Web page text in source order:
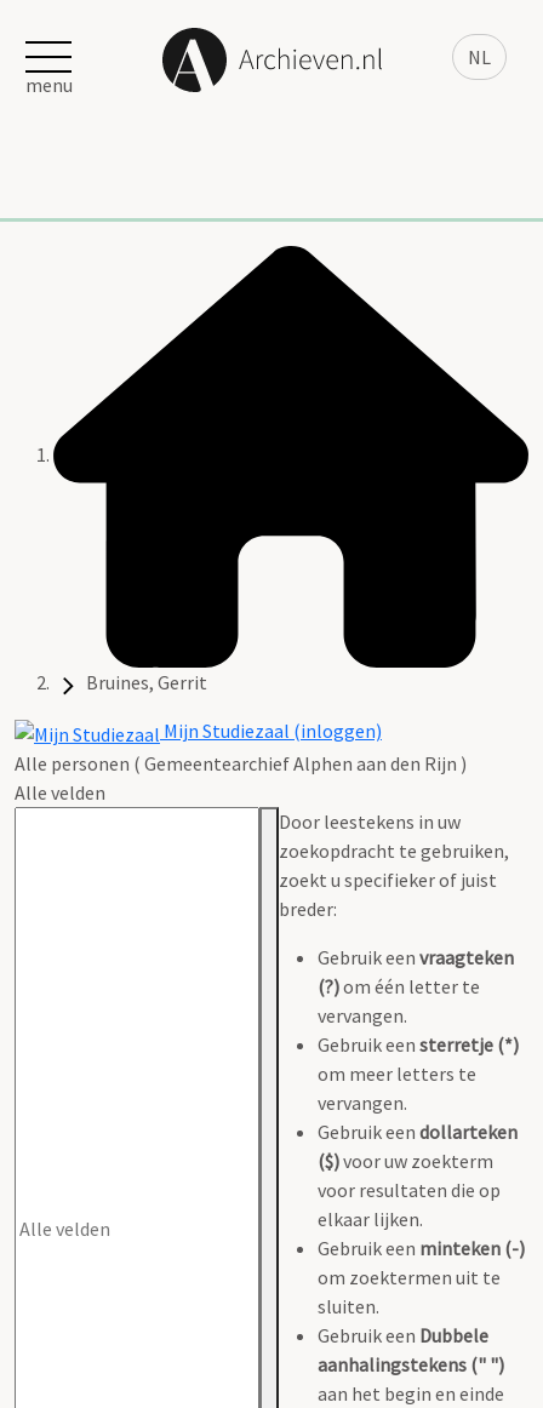
NL
menu
Bruines, Gerrit
Mijn Studiezaal (inloggen)
Alle personen ( Gemeentearchief Alphen aan den Rijn )
Alle velden
Door leestekens in uw
zoekopdracht te gebruiken,
zoekt u specifieker of juist
breder:
Gebruik een vraagteken
(?)om één letter te
vervangen.
Gebruik een sterretje (*)
om meer letters te
vervangen.
Gebruik een dollarteken
($)voor uw zoekterm
voor resultaten die op
elkaar lijken.
Gebruik een minteken (-)
om zoektermen uit te
sluiten.
Gebruik een Dubbele
aanhalingstekens (" ")
aan het begin en einde